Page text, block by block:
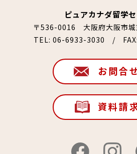
ピュアカナダ留学
〒536-0016 大阪府大阪市
TEL:06-6933-3030 /
お問合
資料請